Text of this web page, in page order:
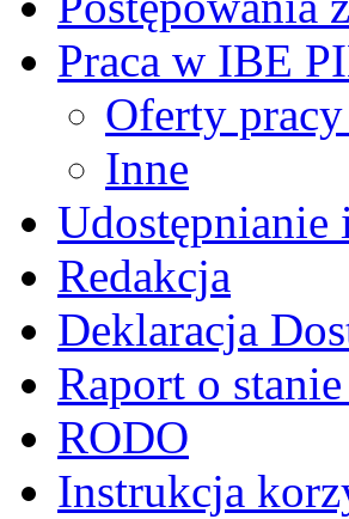
Praca w IBE
Oferty
Inne
Redakcja
Deklaracja
Raport o
RODO
Instrukcja